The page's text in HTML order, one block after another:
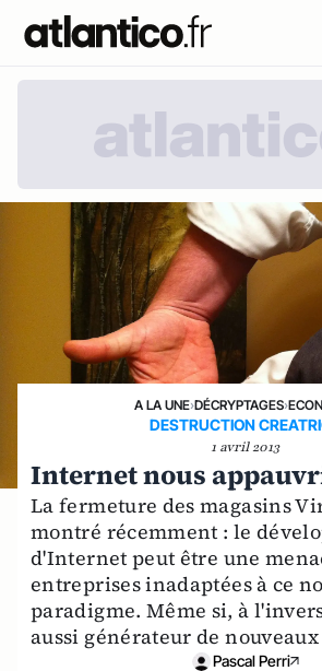
A LA UNE›DÉCRYPTAGES›
DESTRUCTION
1 avril 2013
Internet nous
La fermeture des magasins
montré récemment : le
d'Internet peut être une
entreprises inadaptées à ce
paradigme. Même si, à
aussi générateur de
Pascal Perri